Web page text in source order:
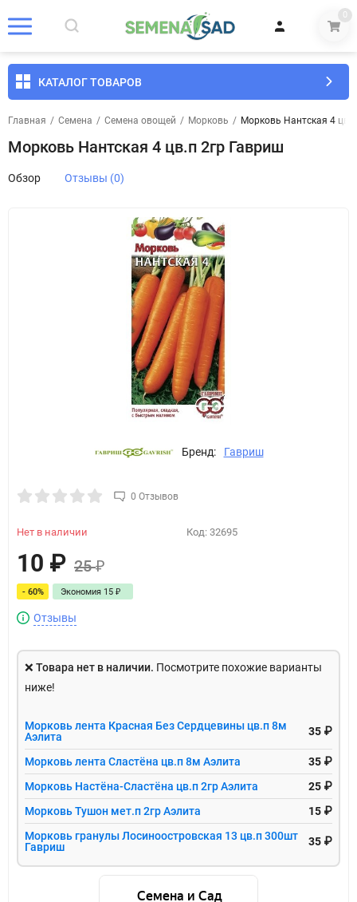
0
КАТАЛОГ ТОВАРОВ
Главная / Семена / Семена овощей / Морковь / Морковь Нантская 4
Морковь Нантская 4 цв.п 2гр Гавриш
Обзор Отзывы (0)
Бренд: Гавриш
0 Отзывов
Нет в наличии Код: 32695
10 ₽ 25₽
- 60% Экономия 15 ₽
Отзывы
❌ Товара нет в наличии. Посмотрите похожие варианты
ниже!
Морковь лента Красная Без Сердцевины цв.п 8м
Аэлита
35 ₽
Морковь лента Сластёна цв.п 8м Аэлита
35 ₽
Морковь Настёна-Сластёна цв.п 2гр Аэлита
25 ₽
Морковь Тушон мет.п 2гр Аэлита
15 ₽
Морковь гранулы Лосиноостровская 13 цв.п 300шт
Гавриш
35 ₽